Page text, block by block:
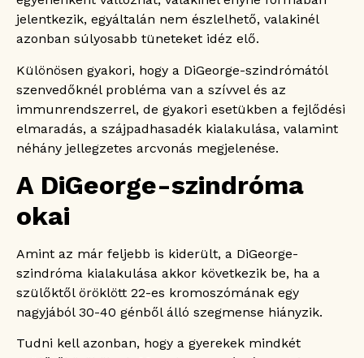
szindróma?
Hatással lehet a betegségre az életmód?
jelentkezik, egyáltalán nem észlelhető, valakinél
azonban súlyosabb tüneteket idéz elő.
Különösen gyakori, hogy a DiGeorge-szindrómától
szenvedőknél probléma van a szívvel és az
immunrendszerrel, de gyakori esetükben a fejlődési
elmaradás, a szájpadhasadék kialakulása, valamint
néhány jellegzetes arcvonás megjelenése.
A DiGeorge-szindróma
okai
Amint az már feljebb is kiderült, a DiGeorge-
szindróma kialakulása akkor következik be, ha a
szülőktől öröklött 22-es kromoszómának egy
nagyjából 30-40 génből álló szegmense hiányzik.
Tudni kell azonban, hogy a gyerekek mindkét